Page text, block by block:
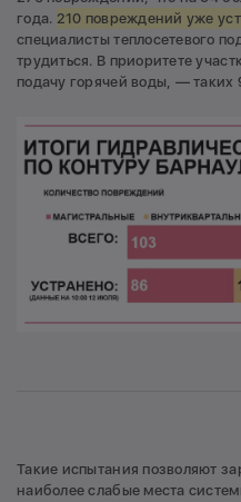
года. 210 повреждений уже
специалисты теплосетевого
трудиться. В приоритете
подачу горячей воды, — таких
Такие испытания позволяют
наиболее слабые места